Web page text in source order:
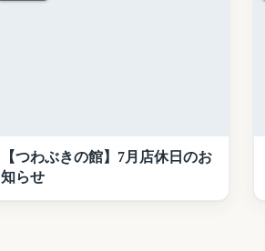
【つわぶきの館】7月店休日のお
知らせ